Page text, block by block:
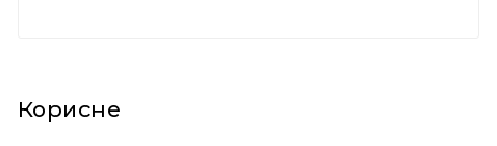
Корисне